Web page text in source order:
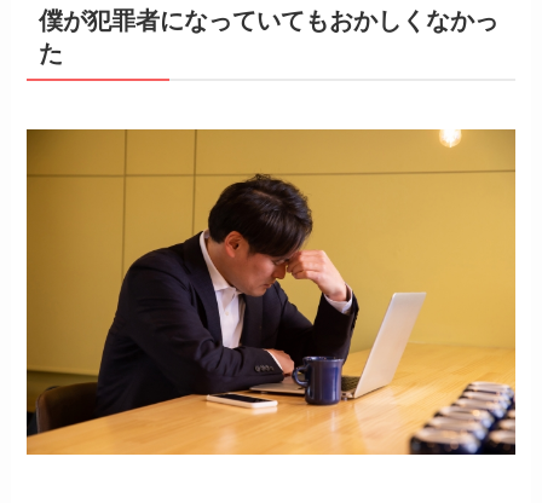
僕が犯罪者になっていてもおかしくなかっ
た